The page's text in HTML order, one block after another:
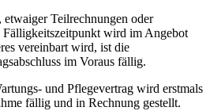
Teilrechnungen oder
Fälligkeitszeitpunkt wird im Angebot
vereinbart wird, ist die
im Voraus fällig.
und Pflegevertrag wird erstmals
fällig und in Rechnung gestellt.